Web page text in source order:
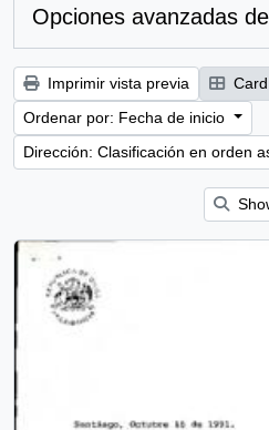
Opciones avanzadas
Imprimir vista previa
Ordenar por: Fecha de inicio
Dirección: Clasificación en orden